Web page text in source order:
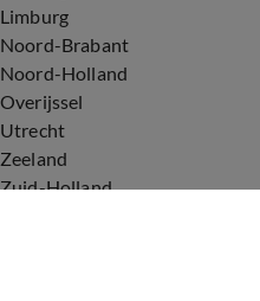
Limburg
Noord-Brabant
Noord-Holland
Overijssel
Utrecht
Zeeland
Zuid-Holland